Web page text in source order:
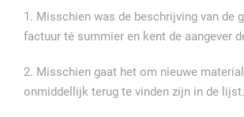
1. Misschien was de beschrijving van de
factuur té summier en kent de aangever
2. Misschien gaat het om nieuwe
onmiddellijk terug te vinden zijn in de lijst.